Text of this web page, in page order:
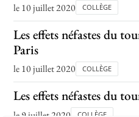
le 10 juillet 2020 COLLÈGE
Les effets néfastes du
Paris
le 10 juillet 2020 COLLÈGE
Les effets néfastes du
COLLÈGE